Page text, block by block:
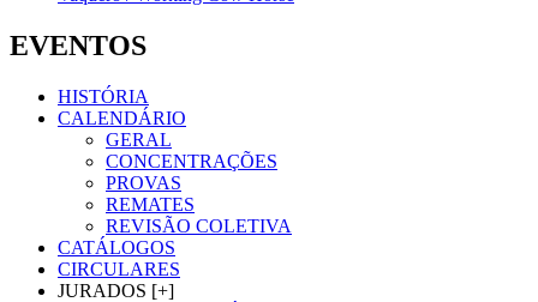
EVENTOS
HISTÓRIA
CALENDÁRIO
GERAL
CONCENTRAÇÕES
PROVAS
REMATES
REVISÃO COLETIVA
CATÁLOGOS
CIRCULARES
JURADOS [+]